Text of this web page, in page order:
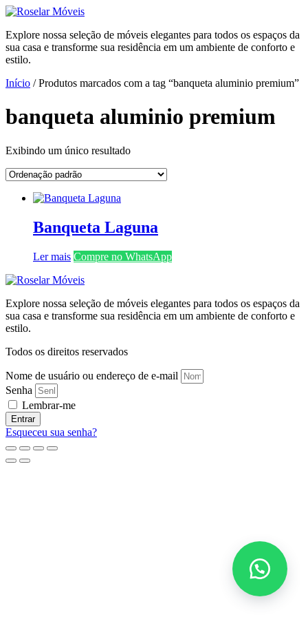
Ir
o
conteúdo
Explore nossa seleção de móveis elegantes para todos os espaços da
sua casa e transforme sua residência em um ambiente de conforto e
estilo.
Início / Produtos marcados com a tag “banqueta aluminio premium”
banqueta aluminio premium
Exibindo um único resultado
Banqueta Laguna
Ler mais Compre no WhatsApp
Explore nossa seleção de móveis elegantes para todos os espaços da
sua casa e transforme sua residência em um ambiente de conforto e
estilo.
Todos os direitos reservados
Nome de usuário ou endereço de e-mail
Senha
Lembrar-me
Entrar
Esqueceu sua senha?